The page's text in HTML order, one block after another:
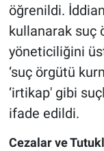
öğrenildi.
kullanarak suç
yöneticiliğini
‘suç örgütü
‘irtikap' gibi
ifade edildi.
Cezalar ve